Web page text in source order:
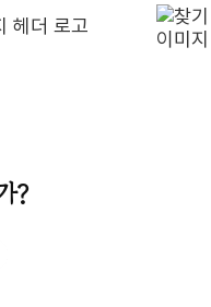
?